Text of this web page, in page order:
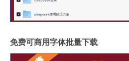
免费可商用字体批量下载